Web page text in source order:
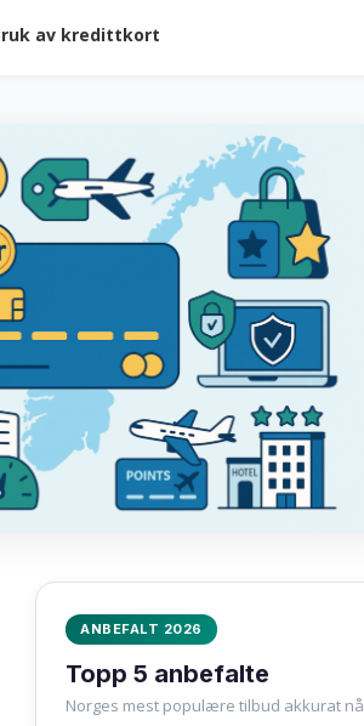
av kredittkort
ANBEFALT 2026
Topp 5 anbefalte
Norges mest populære tilbud akkurat nå